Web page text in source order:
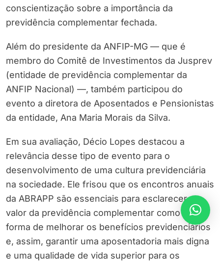
conscientização sobre a importância da
previdência complementar fechada.
Além do presidente da ANFIP-MG — que é
membro do Comitê de Investimentos da Jusprev
(entidade de previdência complementar da
ANFIP Nacional) —, também participou do
evento a diretora de Aposentados e Pensionistas
da entidade, Ana Maria Morais da Silva.
Em sua avaliação, Décio Lopes destacou a
relevância desse tipo de evento para o
desenvolvimento de uma cultura previdenciária
na sociedade. Ele frisou que os encontros anuais
da ABRAPP são essenciais para esclarecer o
valor da previdência complementar como uma
forma de melhorar os benefícios previdenciários
e, assim, garantir uma aposentadoria mais digna
e uma qualidade de vida superior para os